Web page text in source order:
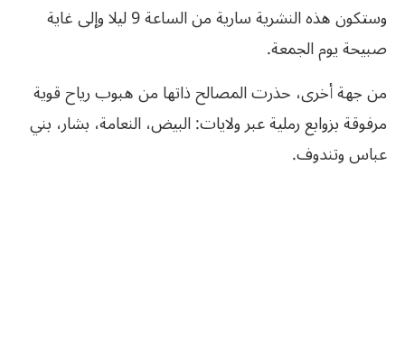
وستكون هذه النشرية سارية من الساعة 9 ليلا وإلى غاية
صبيحة يوم الجمعة.
من جهة أخرى، حذرت المصالح ذاتها من هبوب رياح قوية
مرفوقة بزوابع رملية عبر ولايات: البيض، النعامة، بشار، بني
عباس وتندوف.